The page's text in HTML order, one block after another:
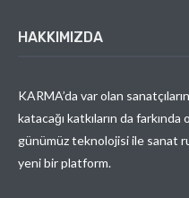
HAKKIMIZDA
KARMA’da var olan
katacağı katkıların da
günümüz teknolojisi ile sanat
yeni bir platform.